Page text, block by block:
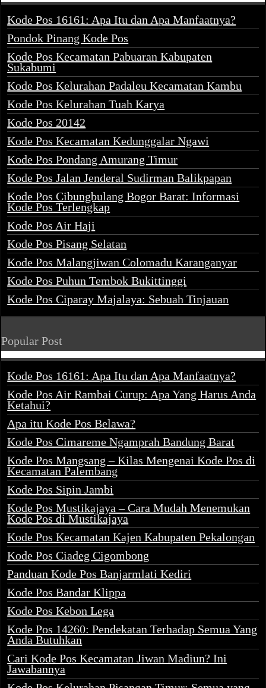
Kode Pos 16161: Apa Itu dan Apa Manfaatnya?
Pondok Pinang Kode Pos
Kode Pos Kecamatan Pabuaran Kabupaten
Sukabumi
Kode Pos Kelurahan Padaleu Kecamatan Kambu
Kode Pos Kelurahan Tuah Karya
Kode Pos 20142
Kode Pos Kecamatan Kedunggalar Ngawi
Kode Pos Pondang Amurang Timur
Kode Pos Jalan Jenderal Sudirman Balikpapan
Kode Pos Cibungbulang Bogor Barat: Informasi
Kode Pos Terlengkap
Kode Pos Air Haji
Kode Pos Pisang Selatan
Kode Pos Malangjiwan Colomadu Karanganyar
Kode Pos Puhun Tembok Bukittinggi
Kode Pos Ciparay Majalaya: Sebuah Tinjauan
Popular Post
Kode Pos 16161: Apa Itu dan Apa Manfaatnya?
Kode Pos Air Rambai Curup: Apa Yang Harus Anda
Ketahui?
Apa itu Kode Pos Belawa?
Kode Pos Cimareme Ngamprah Bandung Barat
Kode Pos Mangsang – Kilas Mengenai Kode Pos di
Kecamatan Palembang
Kode Pos Sipin Jambi
Kode Pos Mustikajaya – Cara Mudah Menemukan
Kode Pos di Mustikajaya
Kode Pos Kecamatan Kajen Kabupaten Pekalongan
Kode Pos Ciadeg Cigombong
Panduan Kode Pos Banjarmlati Kediri
Kode Pos Bandar Klippa
Kode Pos Kebon Lega
Kode Pos 14260: Pendekatan Terhadap Semua Yang
Anda Butuhkan
Cari Kode Pos Kecamatan Jiwan Madiun? Ini
Jawabannya